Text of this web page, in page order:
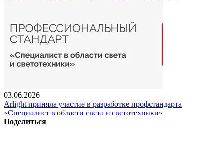
03.06.2026
Arlight приняла участие в разработке профстандарта
«Специалист в области света и светотехники»
Поделиться